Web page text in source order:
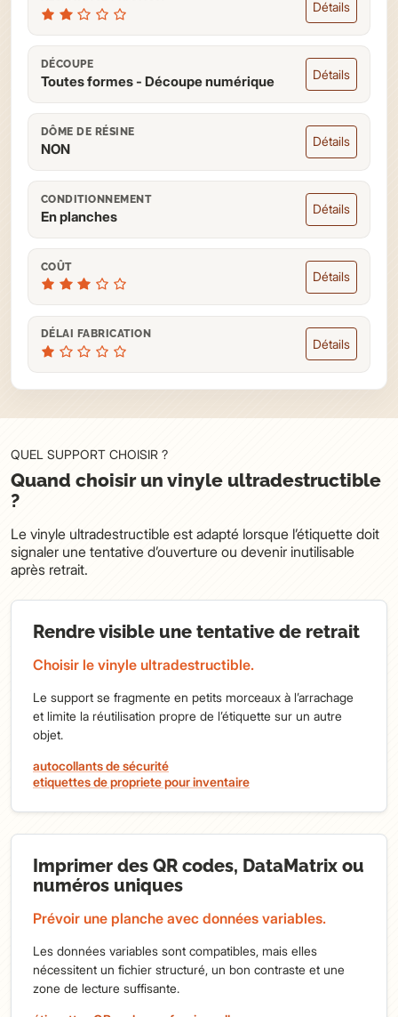
Détails
DÉCOUPE
Toutes formes - Découpe numérique Détails
DÔME DE RÉSINE
NON Détails
CONDITIONNEMENT
En planches Détails
COÛT
Détails
DÉLAI FABRICATION
Détails
QUEL SUPPORT CHOISIR ?
Quand choisir un vinyle ultradestructible
?
Le vinyle ultradestructible est adapté lorsque l’étiquette doit
signaler une tentative d’ouverture ou devenir inutilisable
après retrait.
Rendre visible une tentative de retrait
Choisir le vinyle ultradestructible.
Le support se fragmente en petits morceaux à l’arrachage
et limite la réutilisation propre de l’étiquette sur un autre
objet.
autocollants de sécurité
etiquettes de propriete pour inventaire
Imprimer des QR codes, DataMatrix ou
numéros uniques
Prévoir une planche avec données variables.
Les données variables sont compatibles, mais elles
nécessitent un fichier structuré, un bon contraste et une
zone de lecture suffisante.